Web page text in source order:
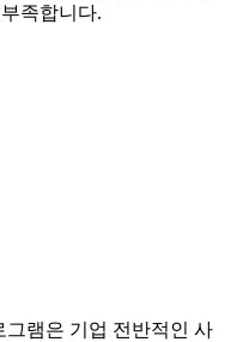
족합니다.
그램은 기업 전반적인 사